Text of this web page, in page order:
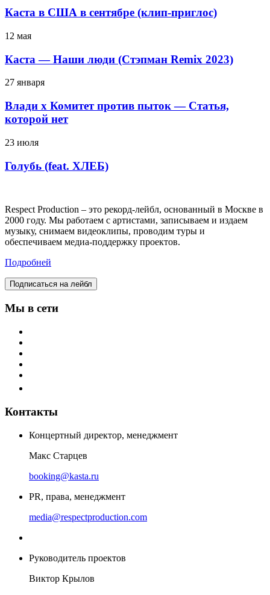
Каста в США в сентябре (клип-приглос)
12 мая
Каста — Наши люди (Стэпман Remix 2023)
27 января
Влади х Комитет против пыток — Статья,
которой нет
23 июля
Голубь (feat. ХЛЕБ)
Respect Production – это рекорд-лейбл, основанный в Москве в
2000 году. Мы работаем с артистами, записываем и издаем
музыку, снимаем видеоклипы, проводим туры и
обеспечиваем медиа-поддержку проектов.
Подробней
Подписаться на лейбл
Мы в сети
Контакты
Концертный директор, менеджмент
Макс Старцев
booking@kasta.ru
PR, права, менеджмент
media@respectproduction.com
Руководитель проектов
Виктор Крылов